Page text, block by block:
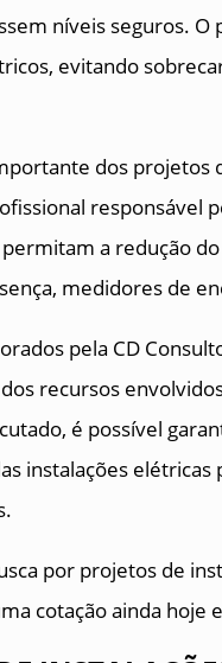
níveis seguros.
evitando
dos projetos
responsável
a redução
medidores de
pela CD
recursos
é possível
instalações
por projetos de
cotação ainda